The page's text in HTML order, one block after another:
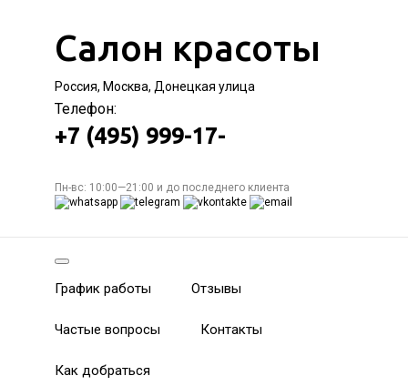
Салон красоты
Россия, Москва, Донецкая улица
Телефон:
+7 (495) 999-17-
Пн-вс: 10:00—21:00 и до последнего клиента
График работы Отзывы
Частые вопросы Контакты
Как добраться